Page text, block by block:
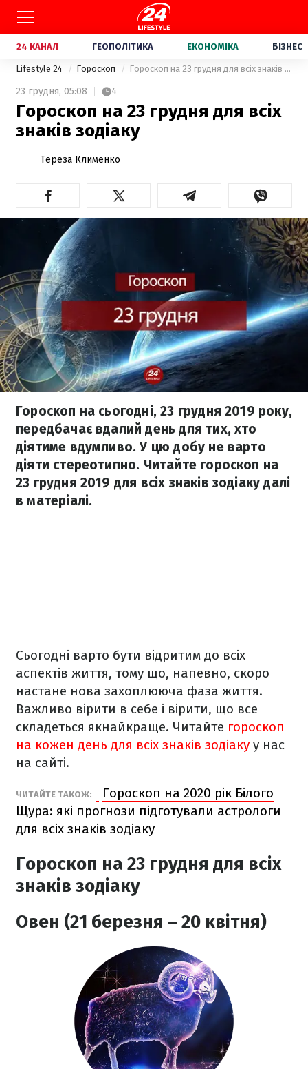
24 КАНАЛ ГЕОПОЛІТИКА ЕКОНОМІКА БІЗНЕС
Lifestyle 24 Гороскоп Гороскоп на 23 грудня для всіх знаків зодіаку
23 грудня, 05:08 4
Гороскоп на 23 грудня для всіх
знаків зодіаку
Тереза Клименко
Гороскоп на сьогодні, 23 грудня 2019 року,
передбачає вдалий день для тих, хто
діятиме вдумливо. У цю добу не варто
діяти стереотипно. Читайте гороскоп на
23 грудня 2019 для всіх знаків зодіаку далі
в матеріалі.
Сьогодні варто бути відритим до всіх
аспектів життя, тому що, напевно, скоро
настане нова захоплююча фаза життя.
Важливо вірити в себе і вірити, що все
складеться якнайкраще. Читайте гороскоп
на кожен день для всіх знаків зодіаку у нас
на сайті.
ЧИТАЙТЕ ТАКОЖ:
Гороскоп на 2020 рік Білого
Щура: які прогнози підготували астрологи
для всіх знаків зодіаку
Гороскоп на 23 грудня для всіх
знаків зодіаку
Овен (21 березня – 20 квітня)